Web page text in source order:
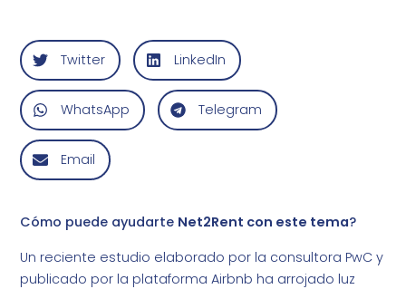
Twitter LinkedIn
WhatsApp Telegram
Email
Cómo puede ayudarte Net2Rent con este tema?
Un reciente estudio elaborado por la consultora PwC y
publicado por la plataforma Airbnb ha arrojado luz